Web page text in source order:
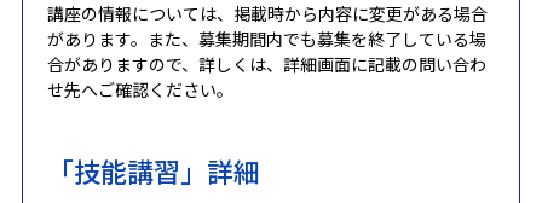
講座の情報については、掲載時から内容に変更がある場合
があります。また、募集期間内でも募集を終了している場
合がありますので、詳しくは、詳細画面に記載の問い合わ
せ先へご確認ください。
「技能講習」詳細